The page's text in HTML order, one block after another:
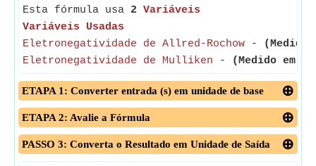
Esta fórmula usa 2 Variáveis
Variáveis Usadas
Eletronegatividade de Allred-Rochow -
(Medido
Eletronegatividade de Mulliken - (Medido em
ETAPA 1: Converter entrada (s) em unidade de base
ETAPA 2: Avalie a Fórmula
PASSO 3: Converta o Resultado em Unidade de Saída